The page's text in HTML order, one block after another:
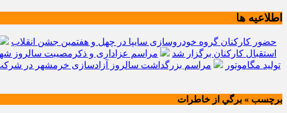
اطلاعیه ها
حضور کارکنان گروه خودروسازی سایپا در چهل و هفتمین جشن انقلاب
استقبال کارکنان برگزار شد
مراسم عزاداری و ذکرمصیبت سالروز
تولید مگاموتور
مراسم بزرگداشت سالروز آزادسازی خرمشهر در
برچسب » برگي از خاطرات